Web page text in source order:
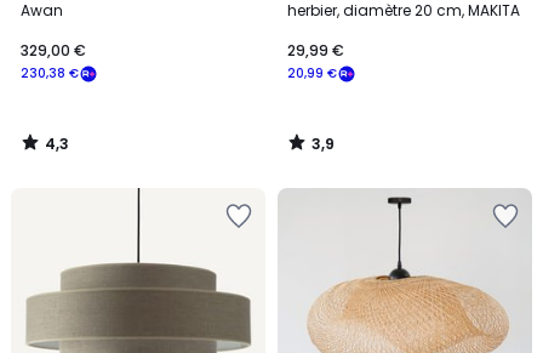
Awan
230,38 €
329,00 €
4,3
/
herbier, diamètre 20 cm, MAKITA
20,99 €
29,99 €
3,9
/